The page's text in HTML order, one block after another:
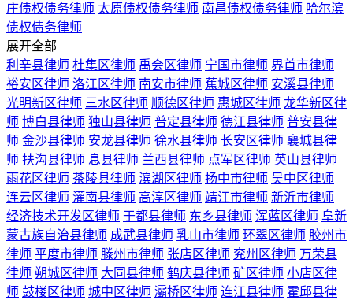
庄债权债务律师 太原债权债务律师 南昌债权债务律师 哈尔滨
债权债务律师
展开全部
利辛县律师 杜集区律师 禹会区律师 宁国市律师 界首市律师
裕安区律师 洛江区律师 南安市律师 蕉城区律师 安溪县律师
光明新区律师 三水区律师 顺德区律师 惠城区律师 龙华新区律
师 博白县律师 独山县律师 普定县律师 德江县律师 普安县律
师 金沙县律师 安龙县律师 徐水县律师 长安区律师 襄城县律
师 扶沟县律师 息县律师 兰西县律师 点军区律师 英山县律师
雨花区律师 茶陵县律师 滨湖区律师 扬中市律师 吴中区律师
连云区律师 灌南县律师 高淳区律师 靖江市律师 新沂市律师
经济技术开发区律师 于都县律师 东乡县律师 浑蓝区律师 阜新
蒙古族自治县律师 成武县律师 乳山市律师 环翠区律师 胶州市
律师 平度市律师 滕州市律师 张店区律师 兖州区律师 万荣县
律师 朔城区律师 大同县律师 鹤庆县律师 矿区律师 小店区律
师 鼓楼区律师 城中区律师 灞桥区律师 连江县律师 霍邱县律